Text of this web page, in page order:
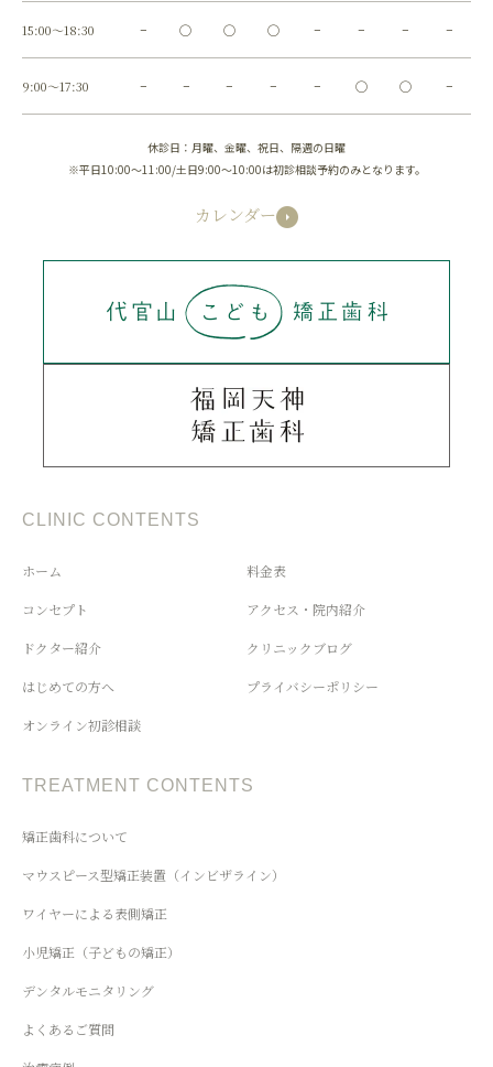
15:00～18:30 − ◯ ◯ ◯ − − − −
9:00～17:30 − − − − − ◯ ◯ −
休診日：月曜、金曜、祝日、隔週の日曜
※平日10:00～11:00/土日9:00～10:00は初診相談予約のみとなります。
カレンダー
CLINIC CONTENTS
ホーム
コンセプト
ドクター紹介
はじめての方へ
オンライン初診相談
料金表
アクセス・院内紹介
クリニックブログ
プライバシーポリシー
TREATMENT CONTENTS
矯正歯科について
マウスピース型矯正装置（インビザライン）
ワイヤーによる表側矯正
小児矯正（子どもの矯正）
デンタルモニタリング
よくあるご質問